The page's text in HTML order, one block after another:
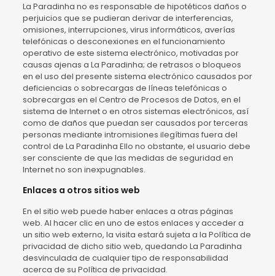
La Paradinha no es responsable de hipotéticos daños o
perjuicios que se pudieran derivar de interferencias,
omisiones, interrupciones, virus informáticos, averías
telefónicas o desconexiones en el funcionamiento
operativo de este sistema electrónico, motivadas por
causas ajenas a La Paradinha; de retrasos o bloqueos
en el uso del presente sistema electrónico causados por
deficiencias o sobrecargas de líneas telefónicas o
sobrecargas en el Centro de Procesos de Datos, en el
sistema de Internet o en otros sistemas electrónicos, así
como de daños que puedan ser causados por terceras
personas mediante intromisiones ilegítimas fuera del
control de La Paradinha Ello no obstante, el usuario debe
ser consciente de que las medidas de seguridad en
Internet no son inexpugnables.
Enlaces a otros sitios web
En el sitio web puede haber enlaces a otras páginas
web. Al hacer clic en uno de estos enlaces y acceder a
un sitio web externo, la visita estará sujeta a la Política de
privacidad de dicho sitio web, quedando La Paradinha
desvinculada de cualquier tipo de responsabilidad
acerca de su Política de privacidad.